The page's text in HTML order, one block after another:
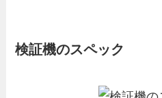
検証機のスペック